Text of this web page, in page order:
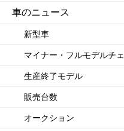
車のニュース
新型車
マイナー・フルモデルチ
生産終了モデル
販売台数
オークション